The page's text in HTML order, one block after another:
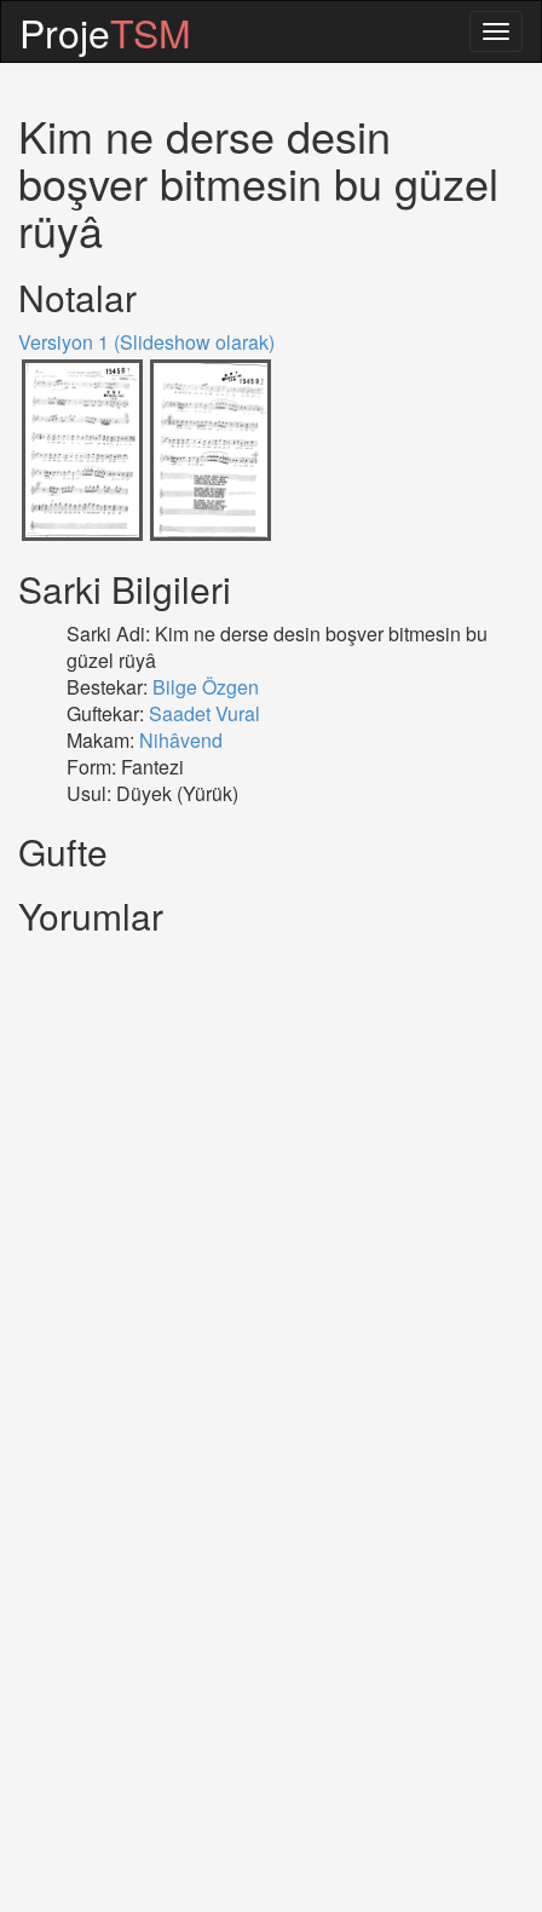
ProjeTSM
Kim ne derse desin
boşver bitmesin bu güzel
rüyâ
Notalar
Versiyon 1 (Slideshow olarak)
Sarki Bilgileri
Sarki Adi: Kim ne derse desin boşver bitmesin bu
güzel rüyâ
Bestekar: Bilge Özgen
Guftekar: Saadet Vural
Makam: Nihâvend
Form: Fantezi
Usul: Düyek (Yürük)
Gufte
Yorumlar